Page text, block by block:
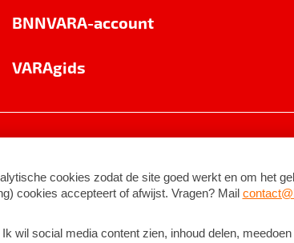
BNNVARA-account
VARAgids
©2026BNNVARA